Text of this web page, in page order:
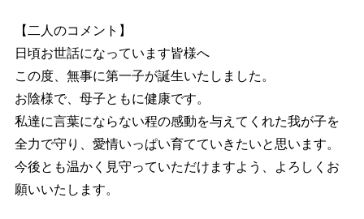
【二人のコメント】
日頃お世話になっています皆様へ
この度、無事に第一子が誕生いたしました。
お陰様で、母子ともに健康です。
私達に言葉にならない程の感動を与えてくれた我が子を
全力で守り、愛情いっぱい育てていきたいと思います。
今後とも温かく見守っていただけますよう、よろしくお
願いいたします。